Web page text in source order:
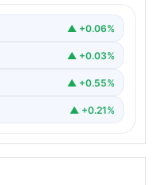
Yıldırım çifti,
▲ +0.06%
▲ +0.03%
▲ +0.55%
▲ +0.21%